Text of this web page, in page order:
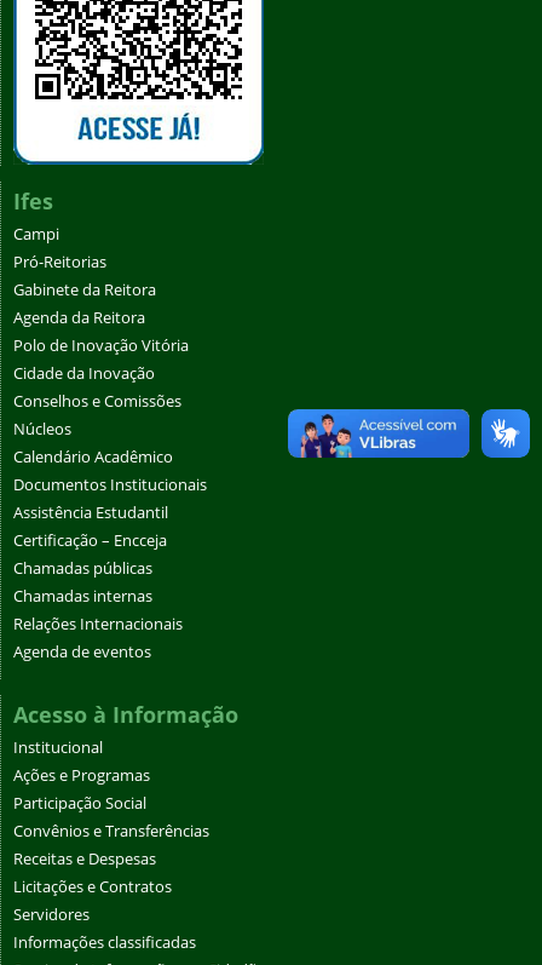
Ifes
Campi
Pró-Reitorias
Gabinete da Reitora
Agenda da Reitora
Polo de Inovação Vitória
Cidade da Inovação
Conselhos e Comissões
Núcleos
Calendário Acadêmico
Documentos Institucionais
Assistência Estudantil
Certificação – Encceja
Chamadas públicas
Chamadas internas
Relações Internacionais
Agenda de eventos
Acesso à Informação
Institucional
Ações e Programas
Participação Social
Convênios e Transferências
Receitas e Despesas
Licitações e Contratos
Servidores
Informações classificadas